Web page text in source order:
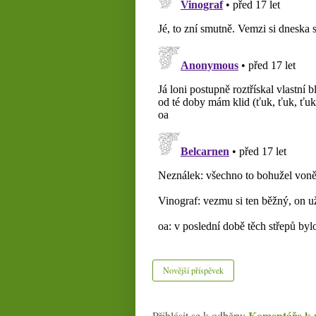
Novější příspěvek